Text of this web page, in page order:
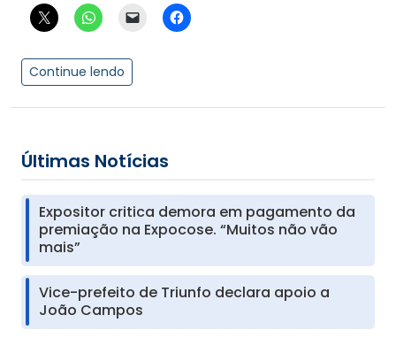
Continue lendo
Últimas Notícias
Expositor critica demora em pagamento da
premiação na Expocose. “Muitos não vão
mais”
Vice-prefeito de Triunfo declara apoio a
João Campos